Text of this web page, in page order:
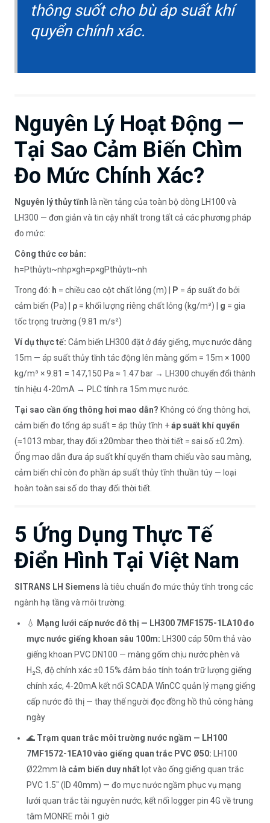
thông suốt cho bù áp suất khí
quyển chính xác.
Nguyên Lý Hoạt Động —
Tại Sao Cảm Biến Chìm
Đo Mức Chính Xác?
Nguyên lý thủy tĩnh là nền tảng của toàn bộ dòng LH100 và
LH300 — đơn giản và tin cậy nhất trong tất cả các phương pháp
đo mức:
Công thức cơ bản:
h=Pthủytı~nhρ×gh=ρ×gPthủytı~nh
Trong đó: h = chiều cao cột chất lỏng (m) | P = áp suất đo bởi
cảm biến (Pa) | ρ = khối lượng riêng chất lỏng (kg/m³) | g = gia
tốc trọng trường (9.81 m/s²)
Ví dụ thực tế: Cảm biến LH300 đặt ở đáy giếng, mực nước dâng
15m — áp suất thủy tĩnh tác động lên màng gốm = 15m × 1000
kg/m³ × 9.81 = 147,150 Pa ≈ 1.47 bar → LH300 chuyển đổi thành
tín hiệu 4-20mA → PLC tính ra 15m mực nước.
Tại sao cần ống thông hơi mao dẫn? Không có ống thông hơi,
cảm biến đo tổng áp suất = áp thủy tĩnh +áp suất khí quyển
(≈1013 mbar, thay đổi ±20mbar theo thời tiết = sai số ±0.2m).
Ống mao dẫn đưa áp suất khí quyển tham chiếu vào sau màng,
cảm biến chỉ còn đo phần áp suất thủy tĩnh thuần túy — loại
hoàn toàn sai số do thay đổi thời tiết.
5 Ứng Dụng Thực Tế
Điển Hình Tại Việt Nam
SITRANS LH Siemens là tiêu chuẩn đo mức thủy tĩnh trong các
ngành hạ tầng và môi trường:
💧
Mạng lưới cấp nước đô thị — LH300 7MF1575-1LA10 đo
mực nước giếng khoan sâu 100m: LH300 cáp 50m thả vào
giếng khoan PVC DN100 — màng gốm chịu nước phèn và
H₂S, độ chính xác ±0.15% đảm bảo tính toán trữ lượng giếng
chính xác, 4-20mA kết nối SCADA WinCC quản lý mạng giếng
cấp nước đô thị — thay thế người đọc đồng hồ thủ công hàng
ngày
🌊 Trạm quan trắc môi trường nước ngầm — LH100
7MF1572-1EA10 vào giếng quan trắc PVC Ø50: LH100
Ø22mm là cảm biến duy nhất lọt vào ống giếng quan trắc
PVC 1.5" (ID 40mm) — đo mực nước ngầm phục vụ mạng
lưới quan trắc tài nguyên nước, kết nối logger pin 4G về trung
tâm MONRE mỗi 1 giờ